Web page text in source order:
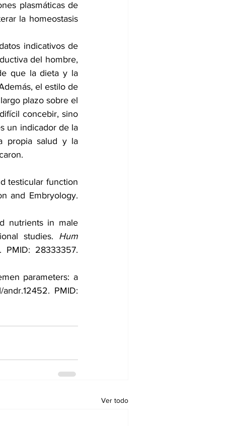
plasmáticas de
la homeostasis
indicativos de
del hombre,
que la dieta y la
el estilo de
plazo sobre el
concebir, sino
un indicador de la
propia salud y la
testicular function
and Embryology.
nutrients in male
studies. Hum
parameters: a
andr.12452. PMID:
Ver todo